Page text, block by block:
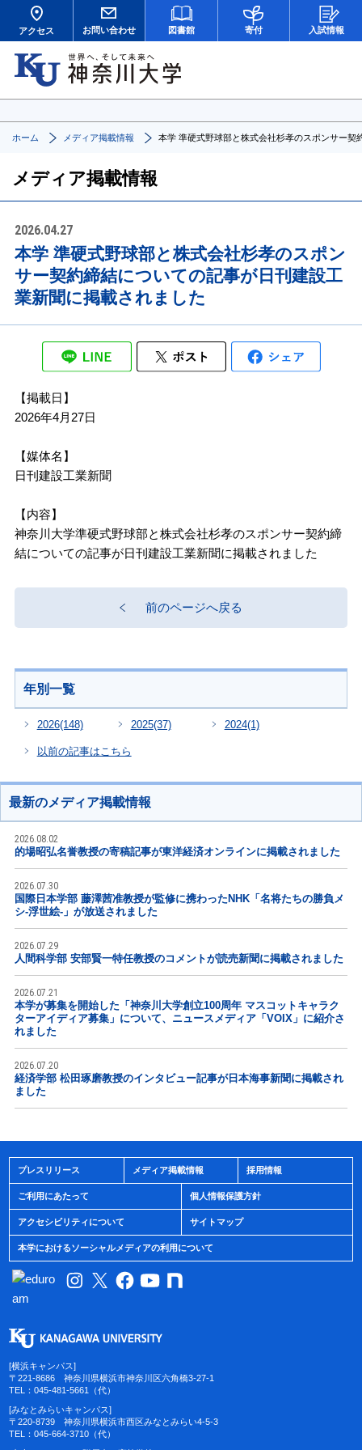
アクセス お問い合わせ 図書館 寄付 入試情報
ホーム メディア掲載情報 本学 準硬式野球部と株式会社杉孝のスポンサー
メディア掲載情報
2026.04.27
本学 準硬式野球部と株式会社杉孝のスポン
サー契約締結についての記事が日刊建設工
業新聞に掲載されました
【掲載日】
2026年4月27日
【媒体名】
日刊建設工業新聞
【内容】
神奈川大学準硬式野球部と株式会社杉孝のスポンサー契約締
結についての記事が日刊建設工業新聞に掲載されました
前のページへ戻る
年別一覧
2026(148) 2025(37) 2024(1)
以前の記事はこちら
最新のメディア掲載情報
2026.08.02
的場昭弘名誉教授の寄稿記事が東洋経済オンラインに掲載されました
2026.07.30
国際日本学部 藤澤茜准教授が監修に携わったNHK「名将たちの勝負メ
シ-浮世絵-」が放送されました
2026.07.29
人間科学部 安部賢一特任教授のコメントが読売新聞に掲載されました
2026.07.21
本学が募集を開始した「神奈川大学創立100周年 マスコットキャラク
ターアイディア募集」について、ニュースメディア「VOIX」に紹介さ
れました
2026.07.20
経済学部 松田琢磨教授のインタビュー記事が日本海事新聞に掲載され
ました
プレスリリース メディア掲載情報 採用情報
ご利用にあたって 個人情報保護方針
アクセシビリティについて サイトマップ
本学におけるソーシャルメディアの利用について
[横浜キャンパス]
〒221-8686 神奈川県横浜市神奈川区六角橋3-27-1
TEL：045-481-5661（代）
[みなとみらいキャンパス]
〒220-8739 神奈川県横浜市西区みなとみらい4-5-3
TEL：045-664-3710（代）